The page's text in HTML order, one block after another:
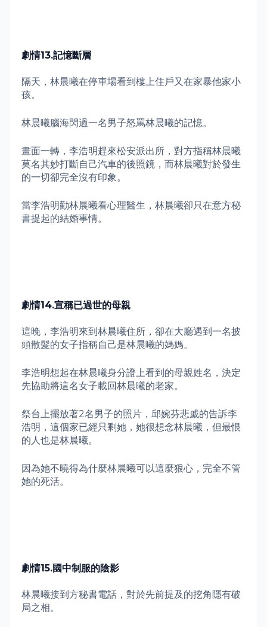
劇情13.記憶斷層
隔天，林晨曦在停車場看到樓上住戶又在家暴他家小
孩。
林晨曦腦海閃過一名男子怒罵林晨曦的記憶。
畫面一轉，李浩明趕來松安派出所，對方指稱林晨曦
莫名其妙打斷自己汽車的後照鏡，而林晨曦對於發生
的一切卻完全沒有印象。
當李浩明勸林晨曦看心理醫生，林晨曦卻只在意方秘
書提起的結婚事情。
劇情14.宣稱已過世的母親
這晚，李浩明來到林晨曦住所，卻在大廳遇到一名披
頭散髮的女子指稱自己是林晨曦的媽媽。
李浩明想起在林晨曦身分證上看到的母親姓名，決定
先協助將這名女子載回林晨曦的老家。
祭台上擺放著2名男子的照片，邱婉芬悲戚的告訴李
浩明，這個家已經只剩她，她很想念林晨曦，但最恨
的人也是林晨曦。
因為她不曉得為什麼林晨曦可以這麼狠心，完全不管
她的死活。
劇情15.國中制服的陰影
林晨曦接到方秘書電話，對於先前提及的挖角隱有破
局之相。